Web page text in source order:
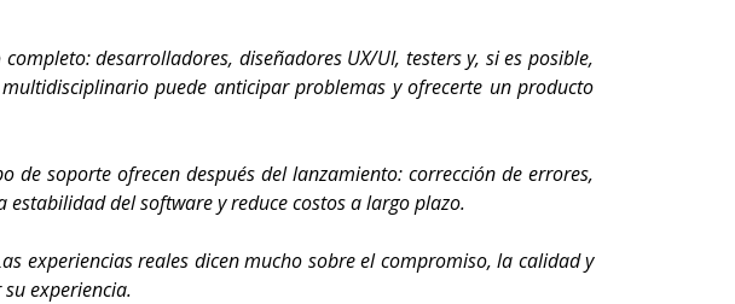
desarrolladores, diseñadores UX/UI, testers y, si es posible,
puede anticipar problemas y ofrecerte un producto
soporte ofrecen después del lanzamiento: corrección de errores,
del software y reduce costos a largo plazo.
experiencias reales dicen mucho sobre el compromiso, la calidad y
experiencia.